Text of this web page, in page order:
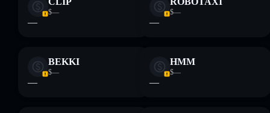
financiero. Investiga siempre por tu cuenta. Datos
proporcionados por rugcheck.xyz.
$—
—
$—
—
BEKKI
$—
—
HMM
$—
—